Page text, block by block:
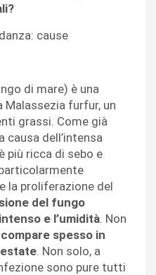
cause
di mare) è una
furfur, un
grassi. Come già
causa dell’intensa
più ricca di sebo e
la proliferazione del
del fungo
e l’umidità. Non
compare spesso in
. Non solo, a
sono pure tutti